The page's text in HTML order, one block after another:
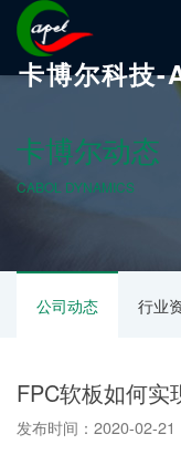
卡博尔科技-
卡博尔动态
CABOL DYNAMICS
公司动态 行业
FPC软板如何实
发布时间：2020-02-